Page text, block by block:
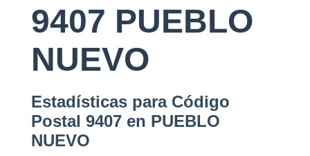
9407 PUEBLO
NUEVO
Estadísticas para Código
Postal 9407 en PUEBLO
NUEVO